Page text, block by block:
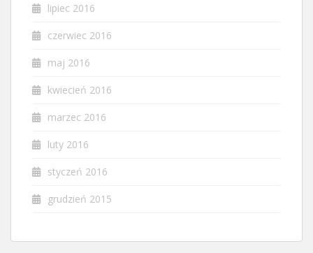
lipiec 2016
czerwiec 2016
maj 2016
kwiecień 2016
marzec 2016
luty 2016
styczeń 2016
grudzień 2015